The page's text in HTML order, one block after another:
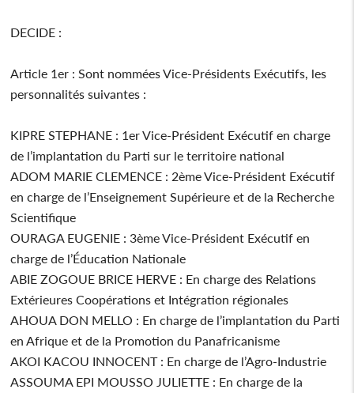
DECIDE :
Article 1er : Sont nommées Vice-Présidents Exécutifs, les
personnalités suivantes :
KIPRE STEPHANE : 1er Vice-Président Exécutif en charge
de l’implantation du Parti sur le territoire national
ADOM MARIE CLEMENCE : 2ème Vice-Président Exécutif
en charge de l’Enseignement Supérieure et de la Recherche
Scientifique
OURAGA EUGENIE : 3ème Vice-Président Exécutif en
charge de l’Éducation Nationale
ABIE ZOGOUE BRICE HERVE : En charge des Relations
Extérieures Coopérations et Intégration régionales
AHOUA DON MELLO : En charge de l’implantation du Parti
en Afrique et de la Promotion du Panafricanisme
AKOI KACOU INNOCENT : En charge de l’Agro-Industrie
ASSOUMA EPI MOUSSO JULIETTE : En charge de la